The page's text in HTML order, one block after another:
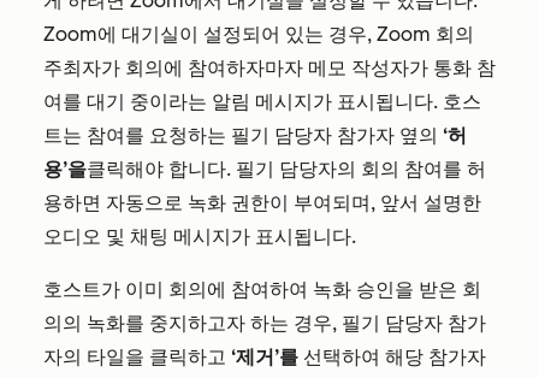
Zoom에 대기실이 설정되어 있는 경우, Zoom 회의
주최자가 회의에 참여하자마자 메모 작성자가 통화 참
여를 대기 중이라는 알림 메시지가 표시됩니다. 호스
트는 참여를 요청하는 필기 담당자 참가자 옆의 ‘허
용’을클릭해야 합니다. 필기 담당자의 회의 참여를 허
용하면 자동으로 녹화 권한이 부여되며, 앞서 설명한
오디오 및 채팅 메시지가 표시됩니다.
호스트가 이미 회의에 참여하여 녹화 승인을 받은 회
의의 녹화를 중지하고자 하는 경우, 필기 담당자 참가
자의 타일을 클릭하고 ‘제거’를 선택하여 해당 참가자